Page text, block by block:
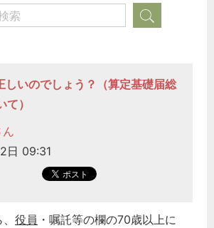
しいのでしょう？（算定基礎届総
）
ん
日 09:31
役員 ・嘱託等の欄の70歳以上に
の知恵
次へ